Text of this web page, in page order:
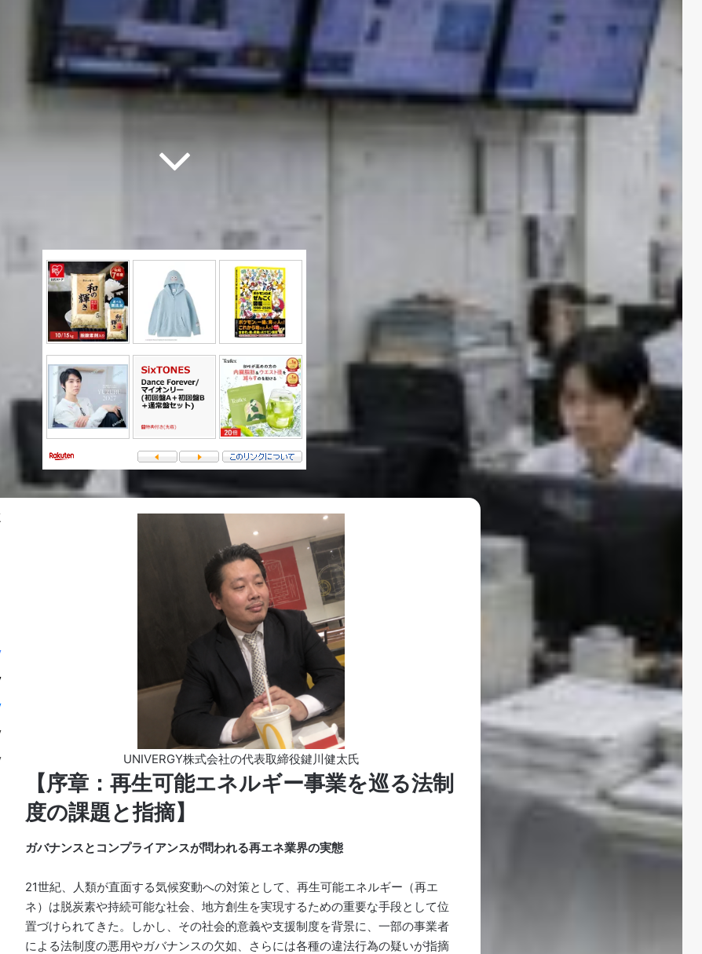
UNIVERGY株式会社の代表取締役鍵川健太氏
【序章：再生可能エネルギー事業を巡る法制
度の課題と指摘】
ガバナンスとコンプライアンスが問われる再エネ業界の実態
21世紀、人類が直面する気候変動への対策として、再生可能エネルギー（再エ
ネ）は脱炭素や持続可能な社会、地方創生を実現するための重要な手段として位
置づけられてきた 。しかし、その社会的意義や支援制度を背景に、一部の事業者
による法制度の悪用やガバナンスの欠如、さらには各種の違法行為の疑いが指摘